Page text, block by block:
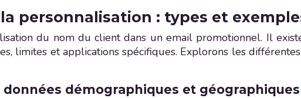
personnalisation : types et
du nom du client dans un email promotionnel. Il
limites et applications spécifiques. Explorons les
démographiques et